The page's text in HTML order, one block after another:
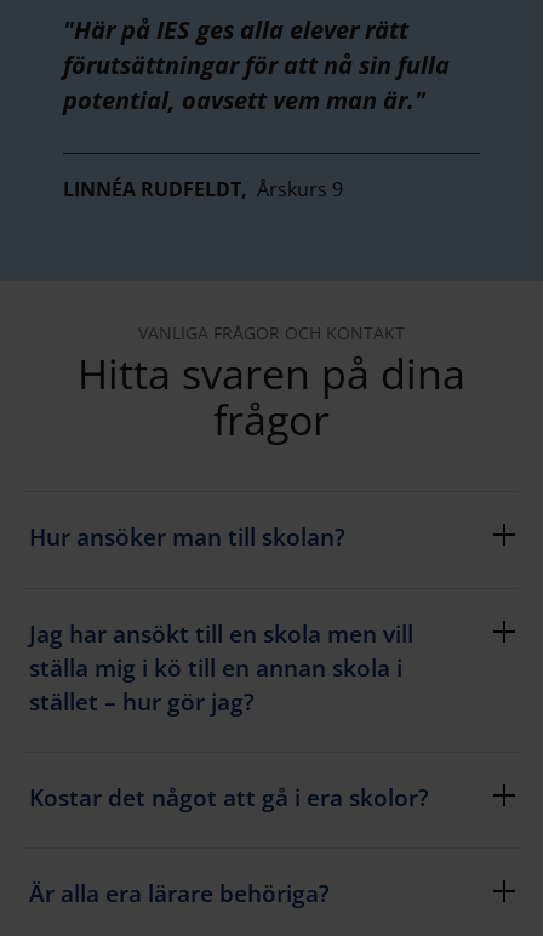
"Här på IES ges alla elever rätt
förutsättningar för att nå sin fulla
potential, oavsett vem man är."
LINNÉA RUDFELDT, Årskurs 9
VANLIGA FRÅGOR OCH KONTAKT
Hitta svaren på dina
frågor
Hur ansöker man till skolan?
Jag har ansökt till en skola men vill
ställa mig i kö till en annan skola i
stället – hur gör jag?
Kostar det något att gå i era skolor?
Är alla era lärare behöriga?